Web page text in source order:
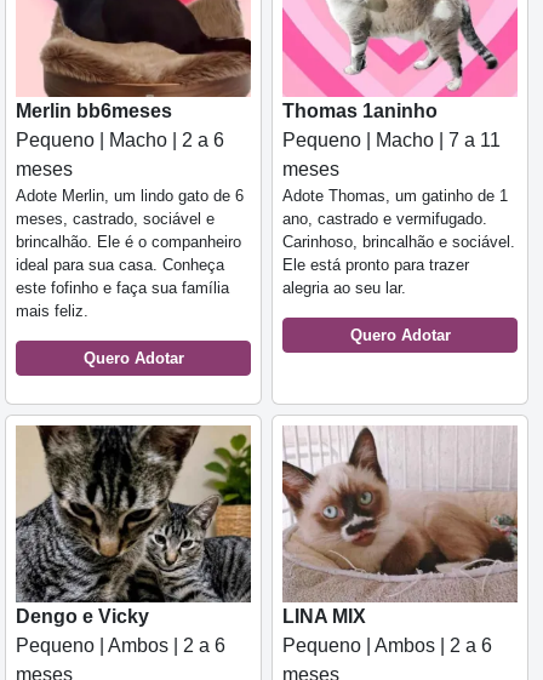
Merlin bb6meses
Pequeno | Macho | 2 a 6
meses
Adote Merlin, um lindo gato de 6
meses, castrado, sociável e
brincalhão. Ele é o companheiro
ideal para sua casa. Conheça
este fofinho e faça sua família
mais feliz.
Quero Adotar
Thomas 1aninho
Pequeno | Macho | 7 a 11
meses
Adote Thomas, um gatinho de 1
ano, castrado e vermifugado.
Carinhoso, brincalhão e sociável.
Ele está pronto para trazer
alegria ao seu lar.
Quero Adotar
Dengo e Vicky
Pequeno | Ambos | 2 a 6
meses
LINA MIX
Pequeno | Ambos | 2 a 6
meses